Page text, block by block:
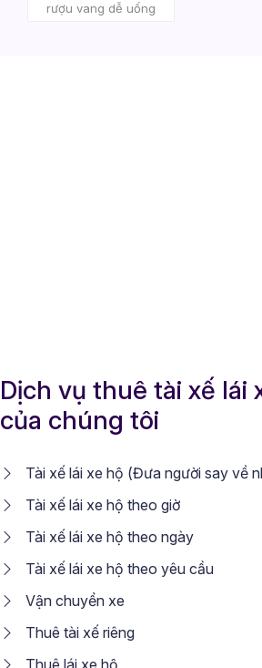
rượu vang dễ uống
Dịch vụ thuê tài xế lái
của chúng tôi
Tài xế lái xe hộ (Đưa người say về
Tài xế lái xe hộ theo giờ
Tài xế lái xe hộ theo ngày
Tài xế lái xe hộ theo yêu cầu
Vận chuyển xe
Thuê tài xế riêng
Thuê lái xe hộ